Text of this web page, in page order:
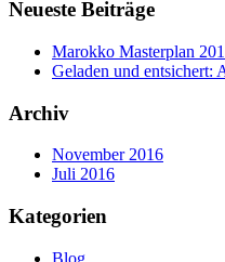
Neueste Beiträge
Marokko Masterplan
Geladen und entsichert:
Archiv
November 2016
Juli 2016
Kategorien
Blog